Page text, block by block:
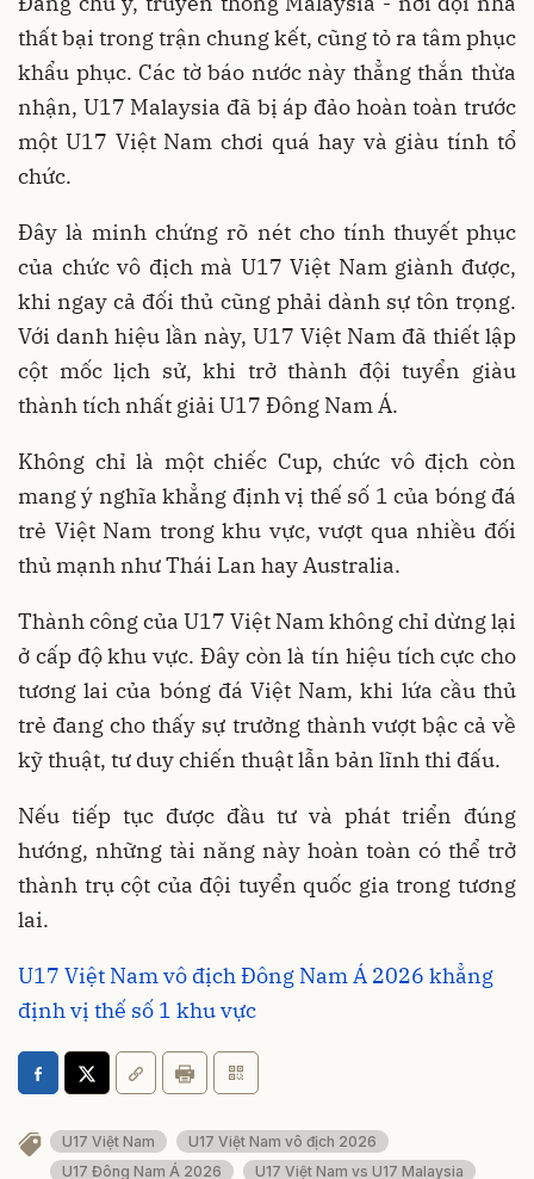
thất bại trong trận chung kết, cũng tỏ ra tâm phục
khẩu phục. Các tờ báo nước này thẳng thắn thừa
nhận, U17 Malaysia đã bị áp đảo hoàn toàn trước
một U17 Việt Nam chơi quá hay và giàu tính tổ
chức.
Đây là minh chứng rõ nét cho tính thuyết phục
của chức vô địch mà U17 Việt Nam giành được,
khi ngay cả đối thủ cũng phải dành sự tôn trọng.
Với danh hiệu lần này, U17 Việt Nam đã thiết lập
cột mốc lịch sử, khi trở thành đội tuyển giàu
thành tích nhất giải U17 Đông Nam Á.
Không chỉ là một chiếc Cup, chức vô địch còn
mang ý nghĩa khẳng định vị thế số 1 của bóng đá
trẻ Việt Nam trong khu vực, vượt qua nhiều đối
thủ mạnh như Thái Lan hay Australia.
Thành công của U17 Việt Nam không chỉ dừng lại
ở cấp độ khu vực. Đây còn là tín hiệu tích cực cho
tương lai của bóng đá Việt Nam, khi lứa cầu thủ
trẻ đang cho thấy sự trưởng thành vượt bậc cả về
kỹ thuật, tư duy chiến thuật lẫn bản lĩnh thi đấu.
Nếu tiếp tục được đầu tư và phát triển đúng
hướng, những tài năng này hoàn toàn có thể trở
thành trụ cột của đội tuyển quốc gia trong tương
lai.
U17 Việt Nam vô địch Đông Nam Á 2026 khẳng
định vị thế số 1 khu vực
U17 Việt Nam
U17 Việt Nam vô địch 2026
U17 Đông Nam Á 2026
U17 Việt Nam vs U17 Malaysia